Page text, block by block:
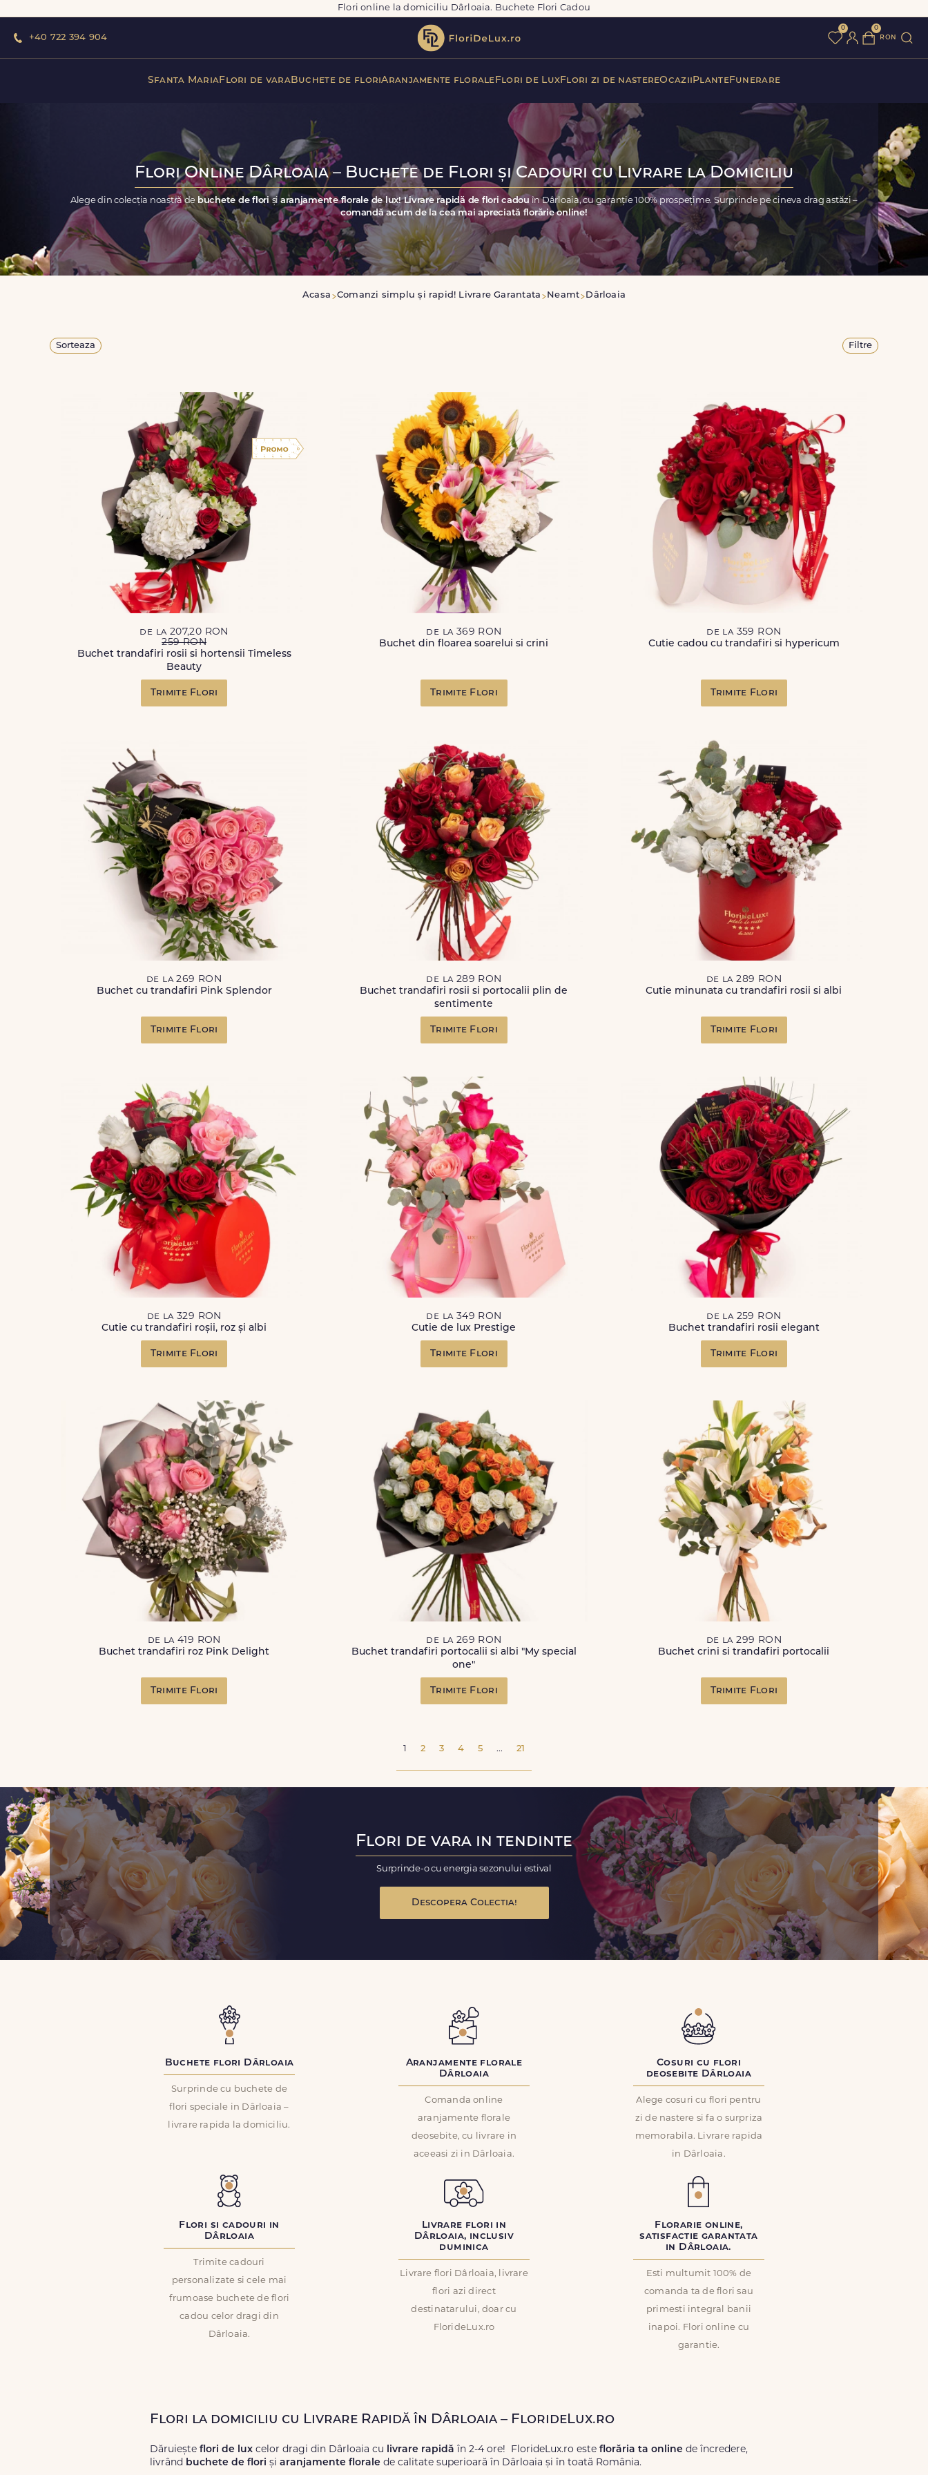
Flori online la domiciliu Dârloaia. Buchete Flori Cadou
+40 722 394 904
0 0
ron
Sfanta MariaFlori de varaBuchete de floriAranjamente florale Flori de LuxFlori zi de nastereOcazii PlanteFunerare
Flori Online Dârloaia – Buchete de Flori și Cadouri cu Livrare la Domiciliu
Alege din colecția noastră de buchete de floriși aranjamente florale de lux! Livrare rapidă de flori cadou în Dârloaia, cu garanție 100% prospețime. Surprinde pe cineva drag astăzi –
comandă acum de la cea mai apreciată florărie online!
Acasa Comanzi simplu și rapid! Livrare Garantata Neamt Dârloaia
Sorteaza Filtre
de la 207,20 RON
259 RON
Buchet trandafiri rosii si hortensii Timeless
Beauty
Trimite Flori
de la 369 RON
Buchet din floarea soarelui si crini
Trimite Flori
de la 359 RON
Cutie cadou cu trandafiri si hypericum
Trimite Flori
de la 269 RON
Buchet cu trandafiri Pink Splendor
Trimite Flori
de la 289 RON
Buchet trandafiri rosii si portocalii plin de
sentimente
Trimite Flori
de la 289 RON
Cutie minunata cu trandafiri rosii si albi
Trimite Flori
de la 329 RON
Cutie cu trandafiri roșii, roz și albi
Trimite Flori
de la 349 RON
Cutie de lux Prestige
Trimite Flori
de la 259 RON
Buchet trandafiri rosii elegant
Trimite Flori
de la 419 RON
Buchet trandafiri roz Pink Delight
Trimite Flori
de la 269 RON
Buchet trandafiri portocalii si albi "My special
one"
Trimite Flori
de la 299 RON
Buchet crini si trandafiri portocalii
Trimite Flori
1 2 3 4 5 ... 21
Flori de vara in tendinte
Surprinde-o cu energia sezonului estival
Descopera Colectia!
Buchete flori Dârloaia
Surprinde cu buchete de
flori speciale in Dârloaia –
livrare rapida la domiciliu.
Aranjamente florale
Dârloaia
Comanda online
aranjamente florale
deosebite, cu livrare in
aceeasi zi in Dârloaia.
Cosuri cu flori
deosebite Dârloaia
Alege cosuri cu flori pentru
zi de nastere si fa o surpriza
memorabila. Livrare rapida
in Dârloaia.
Flori si cadouri in
Dârloaia
Trimite cadouri
personalizate si cele mai
frumoase buchete de flori
cadou celor dragi din
Dârloaia.
Livrare flori in
Dârloaia, inclusiv
duminica
Livrare flori Dârloaia, livrare
flori azi direct
destinatarului, doar cu
FlorideLux.ro
Florarie online,
satisfactie garantata
in Dârloaia.
Esti multumit 100% de
comanda ta de flori sau
primesti integral banii
inapoi. Flori online cu
garantie.
Flori la domiciliu cu Livrare Rapidă în Dârloaia – FlorideLux.ro
Dăruiește flori de lux celor dragi din Dârloaia cu livrare rapidă în 2-4 ore! FlorideLux.ro este florăria ta online de încredere,
livrând buchete de flori și aranjamente florale de calitate superioară în Dârloaia și în toată România.